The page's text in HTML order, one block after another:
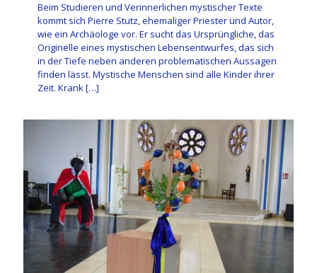
Beim Studieren und Verinnerlichen mystischer Texte
kommt sich Pierre Stutz, ehemaliger Priester und Autor,
wie ein Archäologe vor. Er sucht das Ursprüngliche, das
Originelle eines mystischen Lebensentwurfes, das sich
in der Tiefe neben anderen problematischen Aussagen
finden lässt. Mystische Menschen sind alle Kinder ihrer
Zeit. Krank[…]